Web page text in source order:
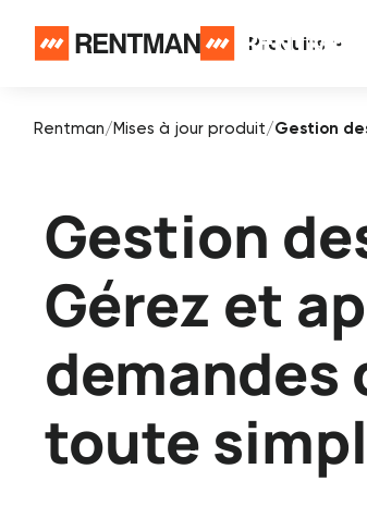
Produits
Rentman/Mises à jour produit/Gestion
Gestion
Gérez et
demandes
toute